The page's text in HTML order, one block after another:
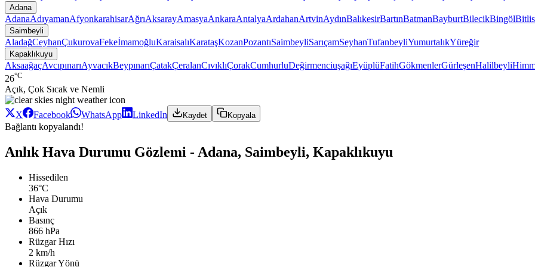
Adana
AdanaAdıyamanAfyonkarahisarAğrıAksarayAmasyaAnkaraAntalyaArdahanArtvinAydınBalıkesirBartınBatmanBayburtBilecikBingölBitlis
Saimbeyli
AladağCeyhanÇukurovaFekeİmamoğluKaraisalıKarataşKozanPozantıSaimbeyliSarıçamSeyhanTufanbeyliYumurtalıkYüreğir
Kapaklıkuyu
AksaağaçAvcıpınarıAyvacıkBeypınarıÇatakÇeralanCıvıklıÇorakCumhurluDeğirmenciuşağıEyüplüFatihGökmenlerGürleşenHalilbeyli
26°C
Açık, Çok Sıcak ve Nemli
X Facebook WhatsApp LinkedIn Kaydet Kopyala
Bağlantı kopyalandı!
Anlık Hava Durumu Gözlemi - Adana, Saimbeyli, Kapaklıkuyu
Hissedilen
36°C
Hava Durumu
Açık
Basınç
866 hPa
Rüzgar Hızı
2 km/h
Rüzgar Yönü